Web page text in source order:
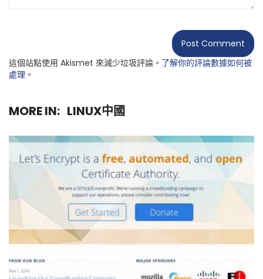
這個站點使用 Akismet 來減少垃圾評論。 了解你的評論數據如何被
處理 。
MORE IN: LINUX中國